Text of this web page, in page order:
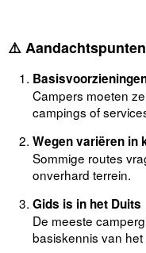
⚠️Aandachtspunten
Campers moeten
campings of
Wegen variëren in
Sommige routes
onverhard terrein.
Gids is in het Duits
De meeste
basiskennis van